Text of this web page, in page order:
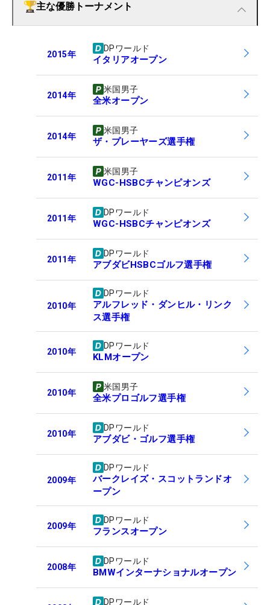
主な優勝トーナメント
2015年
DPワールド
イタリアオープン
2014年
米国男子
全米オープン
2014年
米国男子
ザ・プレーヤーズ選手権
2011年
米国男子
WGC-HSBCチャンピオンズ
2011年
DPワールド
WGC-HSBCチャンピオンズ
2011年
DPワールド
アブダビHSBCゴルフ選手権
2010年
DPワールド
アルフレッド・ダンヒル・リンク
ス選手権
2010年
DPワールド
KLMオープン
2010年
米国男子
全米プロゴルフ選手権
2010年
DPワールド
アブダビ・ゴルフ選手権
2009年
DPワールド
バークレイズ・スコットランドオ
ープン
2009年
DPワールド
フランスオープン
2008年
DPワールド
BMWインターナショナルオープン
DPワールド